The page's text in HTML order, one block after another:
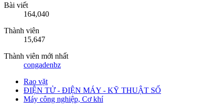
Bài viết
164,040
Thành viên
15,647
Thành viên mới nhất
congadenbz
Rao vặt
ĐIỆN TỬ - ĐIỆN MÁY - KỸ THUẬT SỐ
Máy công nghiệp, Cơ khí